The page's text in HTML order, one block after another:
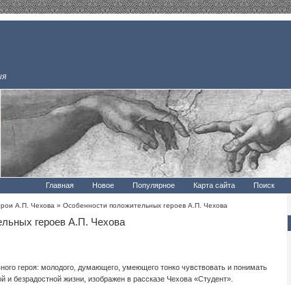
Главная Новое Популярное Карта сайта Поиск
А.П. Чехова » Особенности положительных героев А.П. Чехова
героев А.П. Чехова
героя: молодого, думающего, умеющего тонко чувствовать и понимать
и безрадостной жизни, изображен в рассказе Чехова «Студент».